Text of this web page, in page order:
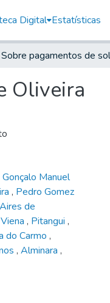
Digital Estatísticas
Oliveira
Gonçalo Manuel
, Pedro Gomez
Aires de
Viena , Pitangui ,
do Carmo ,
, Alminara ,